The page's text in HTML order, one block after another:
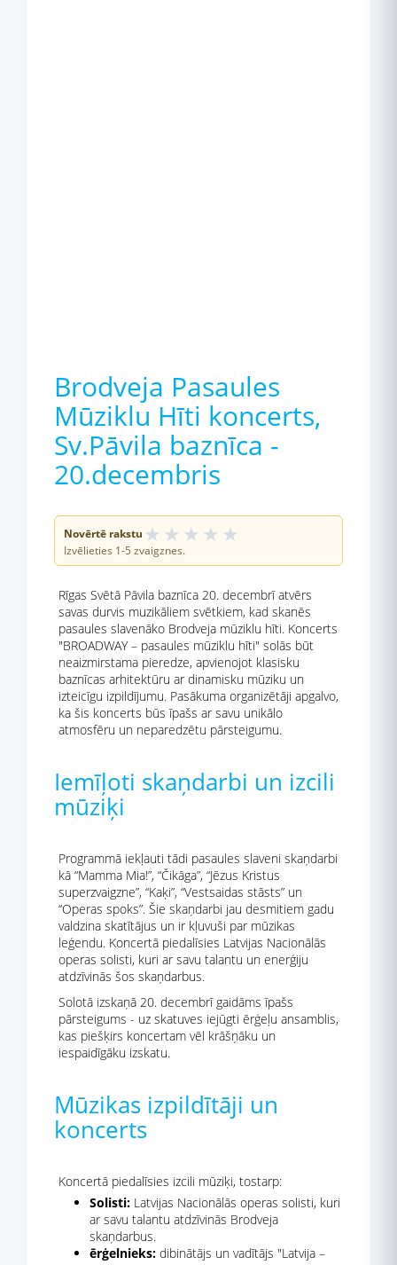
Brodveja Pasaules
Mūziklu Hīti koncerts,
Sv.Pāvila baznīca -
20.decembris
Novērtē rakstu ★ ★ ★ ★ ★
Izvēlieties 1-5 zvaigznes.
Rīgas Svētā Pāvila baznīca 20. decembrī atvērs
savas durvis muzikāliem svētkiem, kad skanēs
pasaules slavenāko Brodveja mūziklu hīti. Koncerts
"BROADWAY – pasaules mūziklu hīti" solās būt
neaizmirstama pieredze, apvienojot klasisku
baznīcas arhitektūru ar dinamisku mūziku un
izteicīgu izpildījumu. Pasākuma organizētāji apgalvo,
ka šis koncerts būs īpašs ar savu unikālo
atmosfēru un neparedzētu pārsteigumu.
Iemīļoti skaņdarbi un izcili
mūziķi
Programmā iekļauti tādi pasaules slaveni skaņdarbi
kā “Mamma Mia!”, “Čikāga”, “Jēzus Kristus
superzvaigzne”, “Kaķi”, “Vestsaidas stāsts” un
“Operas spoks”. Šie skaņdarbi jau desmitiem gadu
valdzina skatītājus un ir kļuvuši par mūzikas
leģendu. Koncertā piedalīsies Latvijas Nacionālās
operas solisti, kuri ar savu talantu un enerģiju
atdzīvinās šos skaņdarbus.
Solotā izskaņā 20. decembrī gaidāms īpašs
pārsteigums - uz skatuves iejūgti ērģeļu ansamblis,
kas piešķirs koncertam vēl krāšņāku un
iespaidīgāku izskatu.
Mūzikas izpildītāji un
koncerts
Koncertā piedalīsies izcili mūziķi, tostarp:
Solisti: Latvijas Nacionālās operas solisti, kuri
ar savu talantu atdzīvinās Brodveja
skaņdarbus.
ērģelnieks: dibinātājs un vadītājs "Latvija –